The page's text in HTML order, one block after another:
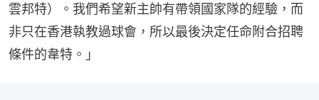
雲邦特）。我們希望新主帥有帶領國家隊的經驗，而
非只在香港執教過球會，所以最後決定任命附合招聘
條件的韋特。」